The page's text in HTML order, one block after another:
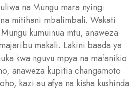
na Mungu mara nyingi
mitihani mbalimbali. Wakati
kumuinua mtu, anaweza
makali. Lakini baada ya
kwa nguvu mpya na mafanikio
anaweza kupitia changamoto
kazi au afya na kisha kushinda